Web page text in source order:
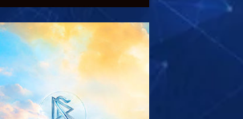
ESPLORA LE SERIE